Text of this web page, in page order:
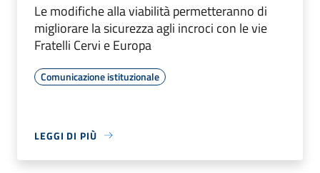
Le modifiche alla viabilità permetteranno di
migliorare la sicurezza agli incroci con le vie
Fratelli Cervi e Europa
Comunicazione istituzionale
LEGGI DI PIÙ